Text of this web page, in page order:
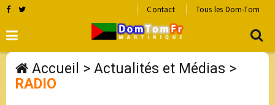
Contact Tous les Dom-Tom
Accueil > Actualités et Médias >
RADIO